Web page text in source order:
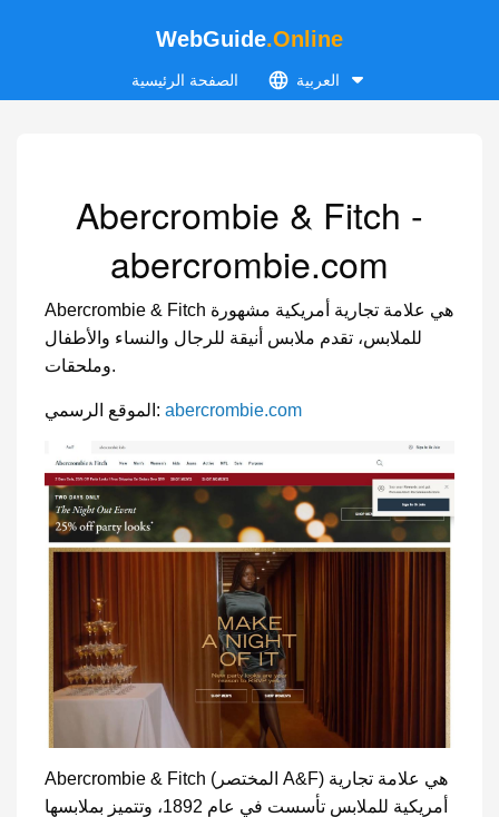
WebGuide.Online
الصفحة الرئيسية العربية
Abercrombie & Fitch -
abercrombie.com
Abercrombie & Fitch هي علامة تجارية أمريكية مشهورة
للملابس، تقدم ملابس أنيقة للرجال والنساء والأطفال
وملحقات.
الموقع الرسمي: abercrombie.com
Abercrombie & Fitch (المختصر A&F) هي علامة تجارية
أمريكية للملابس تأسست في عام 1892، وتتميز بملابسها